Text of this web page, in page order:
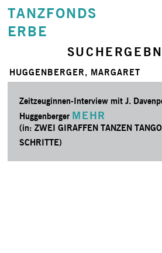
TANZFONDS
ERBE
HUGGENBERGER, MARGARET
Zeitzeuginnen-Interview mit J.
Huggenberger MEHR
(in: ZWEI GIRAFFEN TANZEN
SCHRITTE)